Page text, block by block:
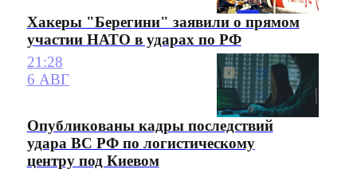
Хакеры "Берегини" заявили о прямом
участии НАТО в ударах по РФ
21:28
6 АВГ
Опубликованы кадры последствий
удара ВС РФ по логистическому
центру под Киевом